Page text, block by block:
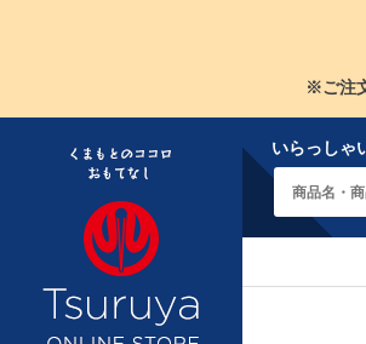
※ご注
いらっしゃ